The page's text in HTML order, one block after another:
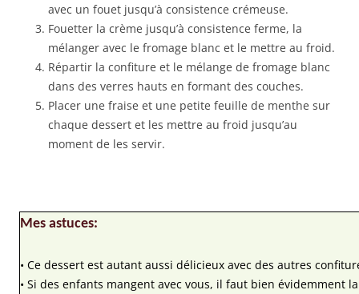
avec un fouet jusqu’à consistence crémeuse.
Fouetter la crème jusqu’à consistence ferme, la
mélanger avec le fromage blanc et le mettre au froid.
Répartir la confiture et le mélange de fromage blanc
dans des verres hauts en formant des couches.
Placer une fraise et une petite feuille de menthe sur
chaque dessert et les mettre au froid jusqu’au
moment de les servir.
Mes astuces:
• Ce dessert est autant aussi délicieux avec des autres
• Si des enfants mangent avec vous, il faut bien évidemment